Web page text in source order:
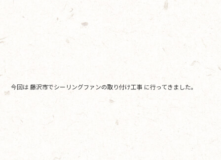
o
今回は 藤沢市でシーリングファンの取り付け工事 に行ってきました。